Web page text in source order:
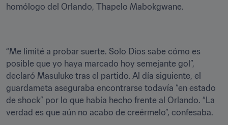
homólogo del Orlando, Thapelo Mabokgwane.
“Me limité a probar suerte. Solo Dios sabe cómo es
posible que yo haya marcado hoy semejante gol”,
declaró Masuluke tras el partido. Al día siguiente, el
guardameta aseguraba encontrarse todavía “en estado
de shock” por lo que había hecho frente al Orlando. “La
verdad es que aún no acabo de creérmelo”, confesaba.